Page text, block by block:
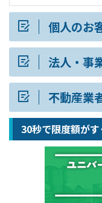
個人のお
法人・事
不動産業
30秒で限度額がす